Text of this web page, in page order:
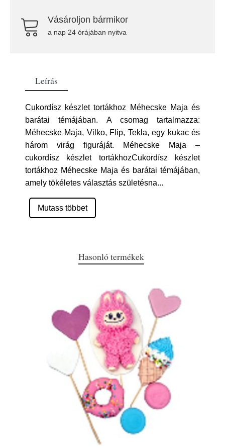
Vásároljon bármikor
a nap 24 órájában nyitva
Leírás
Cukordísz készlet tortákhoz Méhecske Maja és
barátai témájában. A csomag tartalmazza:
Méhecske Maja, Vilko, Flip, Tekla, egy kukac és
három virág figuráját. Méhecske Maja –
cukordísz készlet tortákhozCukordísz készlet
tortákhoz Méhecske Maja és barátai témájában,
amely tökéletes választás születésna...
Mutass többet
Hasonló termékek